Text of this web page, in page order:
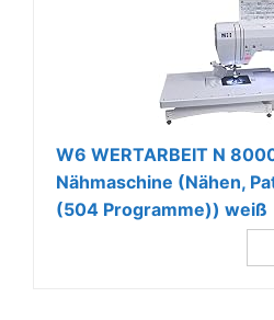
W6 WERTARBEIT N
Nähmaschine (Nähen,
(504 Programme)) weiß